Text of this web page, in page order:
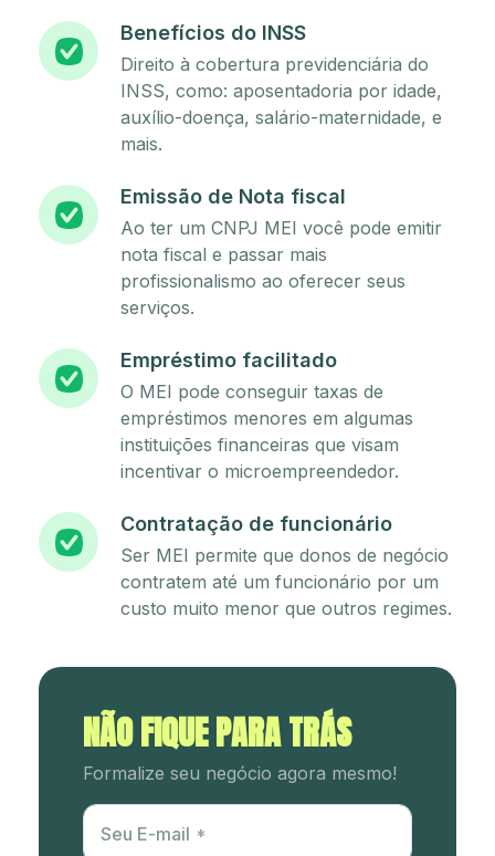
Benefícios do INSS
Direito à cobertura previdenciária do
INSS, como: aposentadoria por idade,
auxílio-doença, salário-maternidade, e
mais.
Emissão de Nota fiscal
Ao ter um CNPJ MEI você pode emitir
nota fiscal e passar mais
profissionalismo ao oferecer seus
serviços.
Empréstimo facilitado
O MEI pode conseguir taxas de
empréstimos menores em algumas
instituições financeiras que visam
incentivar o microempreendedor.
Contratação de funcionário
Ser MEI permite que donos de negócio
contratem até um funcionário por um
custo muito menor que outros regimes.
NÃO FIQUE PARA TRÁS
Formalize seu negócio agora mesmo!
Utm Content
Seu E-mail